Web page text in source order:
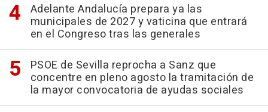
Adelante Andalucía prepara ya las
municipales de 2027 y vaticina que entrará
en el Congreso tras las generales
PSOE de Sevilla reprocha a Sanz que
concentre en pleno agosto la tramitación de
la mayor convocatoria de ayudas sociales